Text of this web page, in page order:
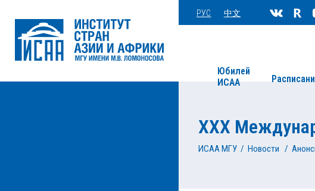
РУС 中文
Юбилей
ИСАА
XXX
ИСАА МГУ / Новости /